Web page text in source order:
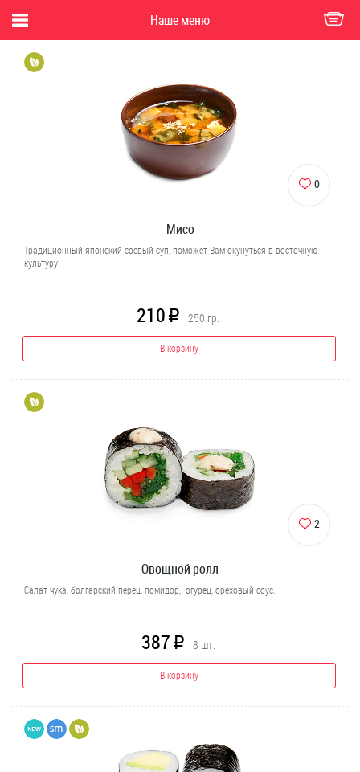
Наше меню
0
Мисо
Традиционный японский соевый суп, поможет Вам окунуться в восточную
культуру
210 R 250 гр.
В корзину
2
Овощной ролл
Салат чука, болгарский перец, помидор, огурец, ореховый соус.
387 R 8 шт.
В корзину